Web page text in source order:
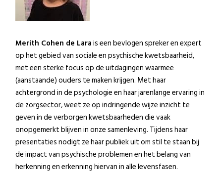
Merith Cohen de Larais een bevlogen spreker en expert
op het gebied van sociale en psychische kwetsbaarheid,
met een sterke focus op de uitdagingen waarmee
(aanstaande) ouders te maken krijgen. Met haar
achtergrond in de psychologie en haar jarenlange ervaring in
de zorgsector, weet ze op indringende wijze inzicht te
geven in de verborgen kwetsbaarheden die vaak
onopgemerkt blijven in onze samenleving. Tijdens haar
presentaties nodigt ze haar publiek uit om stil te staan bij
de impact van psychische problemen en het belang van
herkenning en erkenning hiervan in alle levensfasen.